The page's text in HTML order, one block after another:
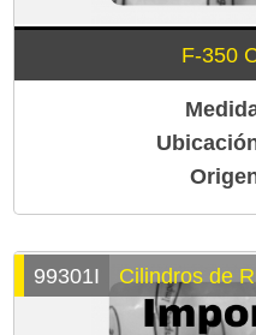
F-350
99301I Cilindros de